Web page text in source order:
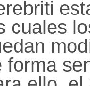
cuales
forma